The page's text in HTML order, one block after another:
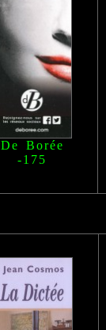
De Borée
-175